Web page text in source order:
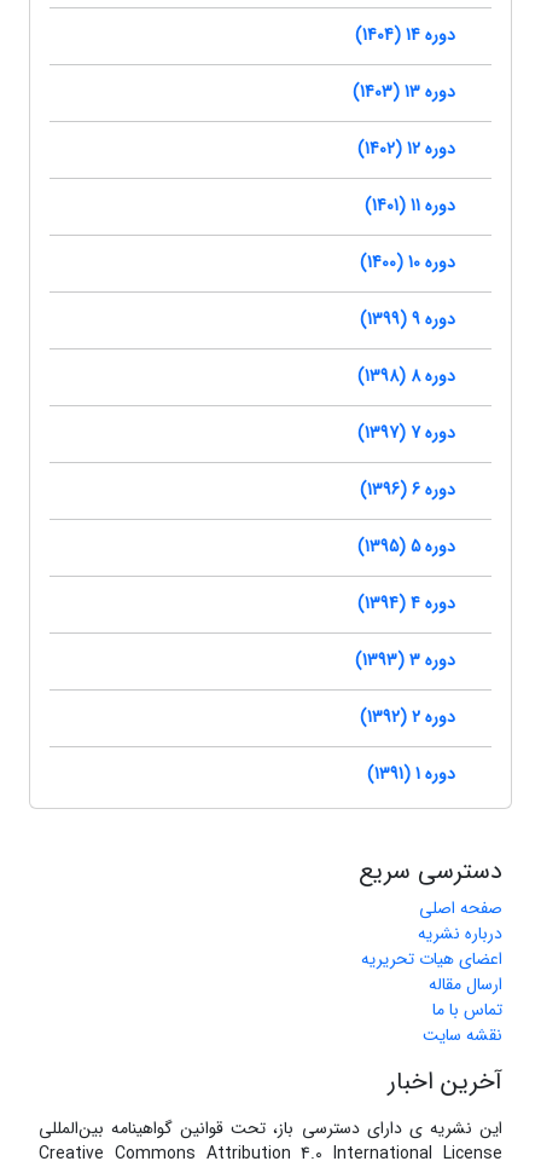
دوره 14 (1404)
دوره 13 (1403)
دوره 12 (1402)
دوره 11 (1401)
دوره 10 (1400)
دوره 9 (1399)
دوره 8 (1398)
دوره 7 (1397)
دوره 6 (1396)
دوره 5 (1395)
دوره 4 (1394)
دوره 3 (1393)
دوره 2 (1392)
دوره 1 (1391)
دسترسی سریع
صفحه اصلی
درباره نشریه
اعضای هیات تحریریه
ارسال مقاله
تماس با ما
نقشه سایت
آخرین اخبار
این نشریه ی دارای دسترسی باز، تحت قوانین گواهینامه بین‌المللی
Creative Commons Attribution 4.0 International License